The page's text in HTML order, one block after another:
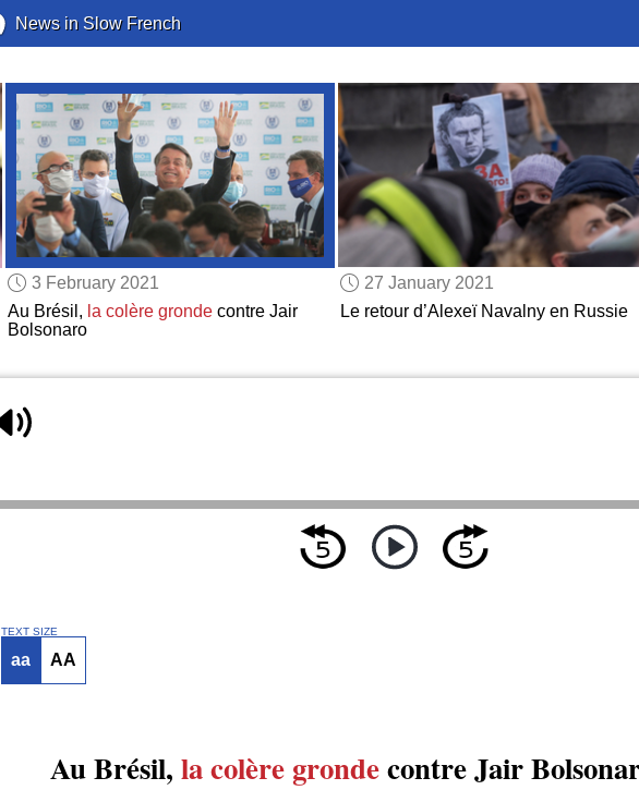
News in Slow French
3 February 2021
Au Brésil, la colère grondecontre Jair
Bolsonaro
27 January 2021
Le retour d’Alexeï Navalny en Russie
TEXT SIZE
aa AA
Au Brésil, la colère grondecontre Jair